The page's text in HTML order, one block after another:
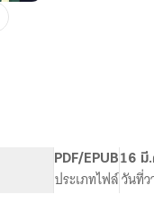
PDF/EPUB
ประเภทไฟล์
16 มี
วันที่ว